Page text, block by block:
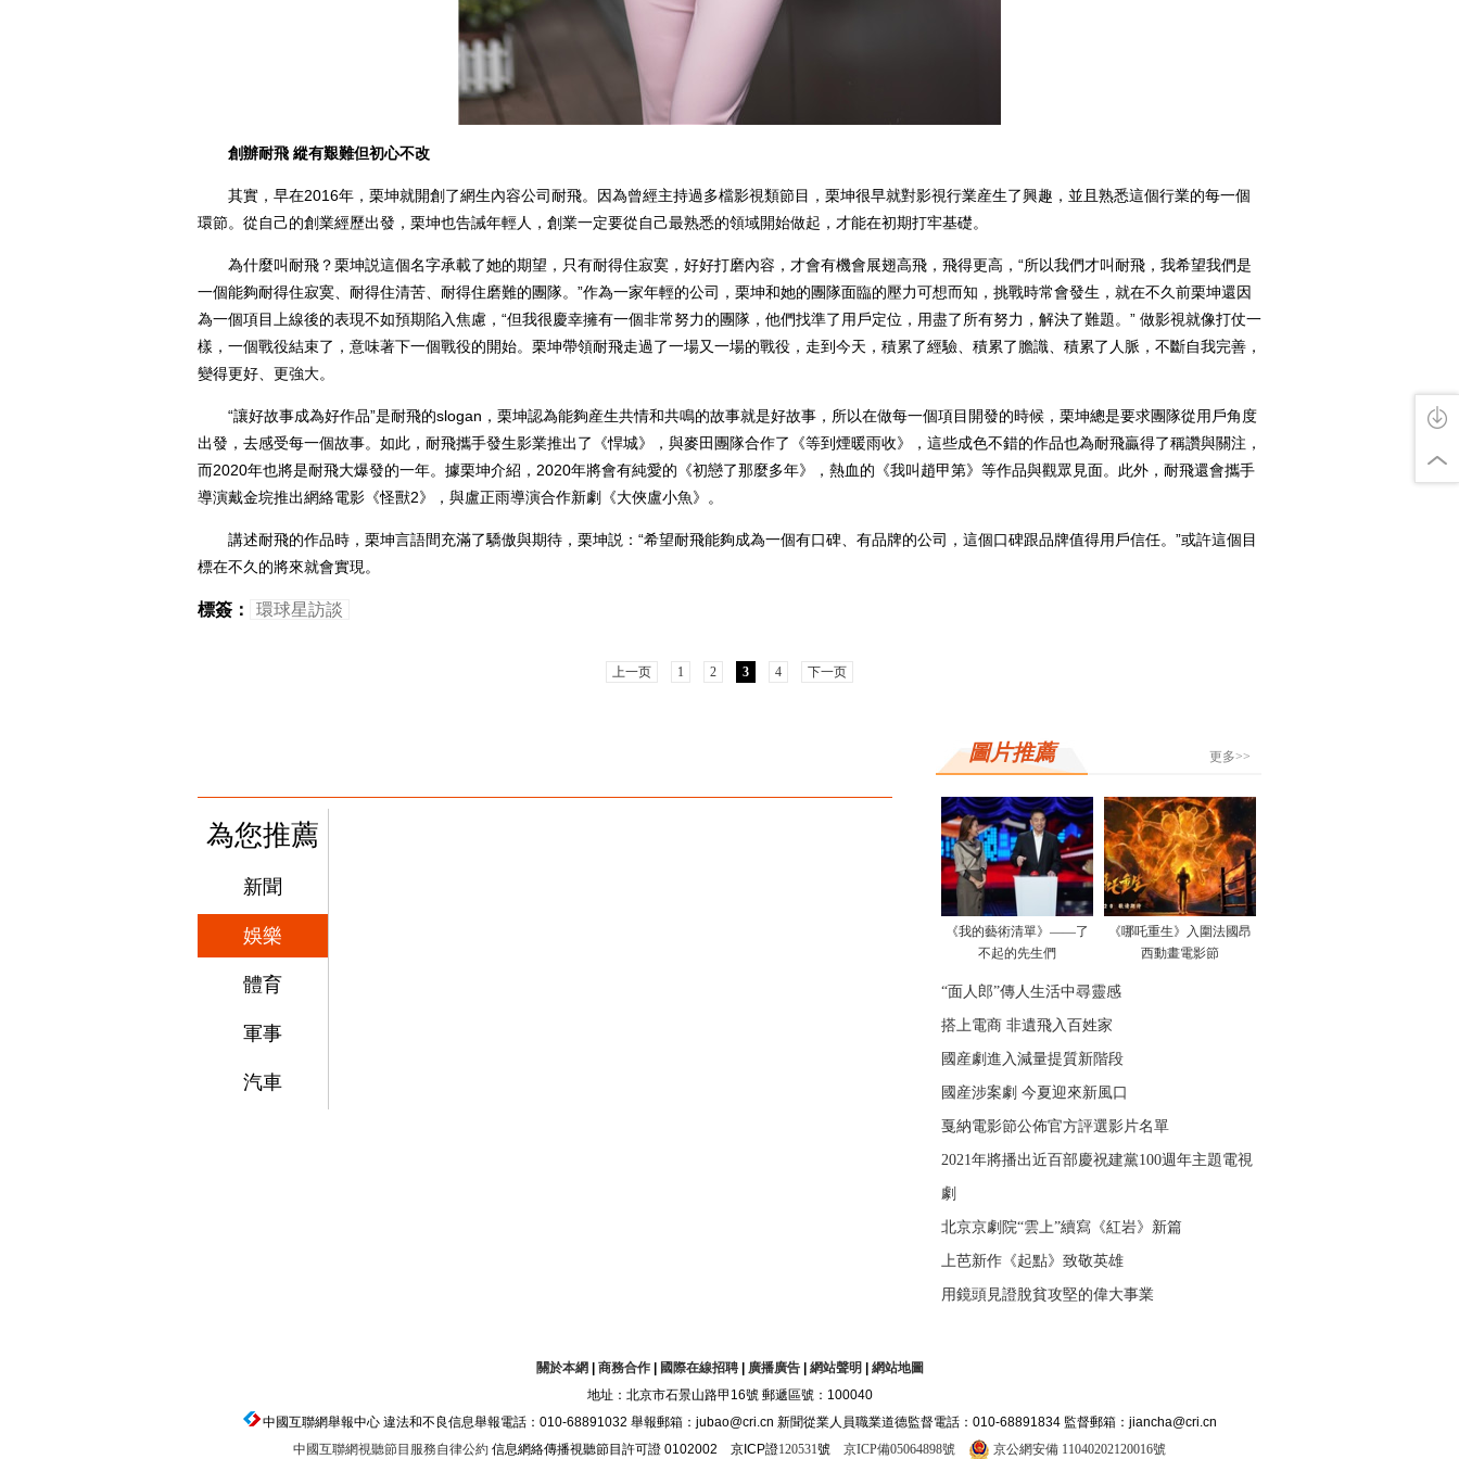
創辦耐飛 縱有艱難但初心不改
其實，早在2016年，栗坤就開創了網生內容公司耐飛。因為曾經主持過多檔影視類節目，栗坤很早就對影視行業産生了興趣，並且熟悉這個行業的每一個
環節。從自己的創業經歷出發，栗坤也告誡年輕人，創業一定要從自己最熟悉的領域開始做起，才能在初期打牢基礎。
為什麼叫耐飛？栗坤説這個名字承載了她的期望，只有耐得住寂寞，好好打磨內容，才會有機會展翅高飛，飛得更高，“所以我們才叫耐飛，我希望我們是
一個能夠耐得住寂寞、耐得住清苦、耐得住磨難的團隊。”作為一家年輕的公司，栗坤和她的團隊面臨的壓力可想而知，挑戰時常會發生，就在不久前栗坤還因
為一個項目上線後的表現不如預期陷入焦慮，“但我很慶幸擁有一個非常努力的團隊，他們找準了用戶定位，用盡了所有努力，解決了難題。” 做影視就像打仗一
樣，一個戰役結束了，意味著下一個戰役的開始。栗坤帶領耐飛走過了一場又一場的戰役，走到今天，積累了經驗、積累了膽識、積累了人脈，不斷自我完善，
變得更好、更強大。
“讓好故事成為好作品”是耐飛的slogan，栗坤認為能夠産生共情和共鳴的故事就是好故事，所以在做每一個項目開發的時候，栗坤總是要求團隊從用戶角度
出發，去感受每一個故事。如此，耐飛攜手發生影業推出了《悍城》，與麥田團隊合作了《等到煙暖雨收》，這些成色不錯的作品也為耐飛贏得了稱讚與關注，
而2020年也將是耐飛大爆發的一年。據栗坤介紹，2020年將會有純愛的《初戀了那麼多年》，熱血的《我叫趙甲第》等作品與觀眾見面。此外，耐飛還會攜手
導演戴金垸推出網絡電影《怪獸2》，與盧正雨導演合作新劇《大俠盧小魚》。
講述耐飛的作品時，栗坤言語間充滿了驕傲與期待，栗坤説：“希望耐飛能夠成為一個有口碑、有品牌的公司，這個口碑跟品牌值得用戶信任。”或許這個目
標在不久的將來就會實現。
標簽： 環球星訪談
上一页 1 2 3 4 下一页
為您推薦
新聞
娛樂
體育
軍事
汽車
圖片推薦 更多>>
《我的藝術清單》——了
不起的先生們
《哪吒重生》入圍法國昂
西動畫電影節
“面人郎”傳人生活中尋靈感
搭上電商 非遺飛入百姓家
國産劇進入減量提質新階段
國産涉案劇 今夏迎來新風口
戛納電影節公佈官方評選影片名單
2021年將播出近百部慶祝建黨100週年主題電視
劇
北京京劇院“雲上”續寫《紅岩》新篇
上芭新作《起點》致敬英雄
用鏡頭見證脫貧攻堅的偉大事業
關於本網 商務合作| 國際在線招聘| 廣播廣告| 網站聲明
網站地圖
地址：北京市石景山路甲16號 郵遞區號：100040
中國互聯網舉報中心 違法和不良信息舉報電話：010-68891032 舉報郵箱：jubao@cri.cn 新聞從業人員職業道德監督電話：010-68891834 監督郵箱：jiancha@cri.cn
中國互聯網視聽節目服務自律公約 信息網絡傳播視聽節目許可證 0102002 京ICP證120531號 京ICP備05064898號 京公網安備 11040202120016號